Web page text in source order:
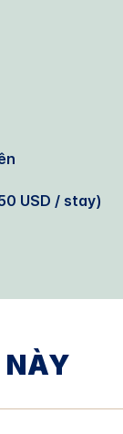
USD / stay)
NÀY